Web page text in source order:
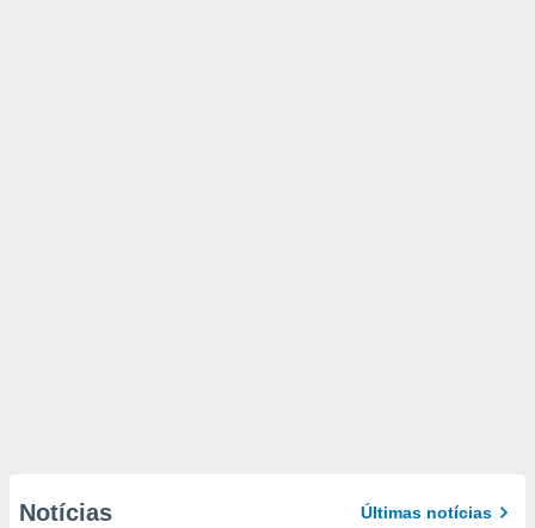
Notícias Últimas notícias